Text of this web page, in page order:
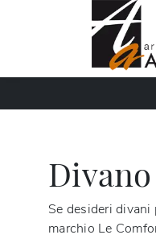
Se desideri
marchio Le